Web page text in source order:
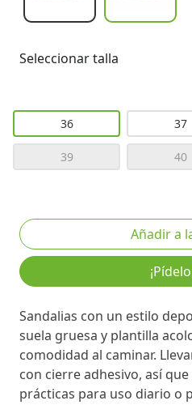
Seleccionar talla
36 37
39 40
Sandalias con un estilo
suela gruesa y plantilla
comodidad al caminar.
con cierre adhesivo, así
prácticas para uso diario o